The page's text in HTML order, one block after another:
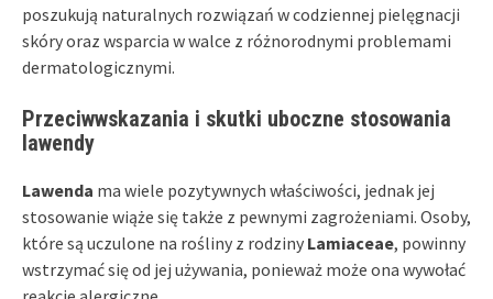
poszukują naturalnych rozwiązań w codziennej pielęgnacji
skóry oraz wsparcia w walce z różnorodnymi problemami
dermatologicznymi.
Przeciwwskazania i skutki uboczne stosowania
lawendy
Lawenda ma wiele pozytywnych właściwości, jednak jej
stosowanie wiąże się także z pewnymi zagrożeniami. Osoby,
które są uczulone na rośliny z rodziny Lamiaceae, powinny
wstrzymać się od jej używania, ponieważ może ona wywołać